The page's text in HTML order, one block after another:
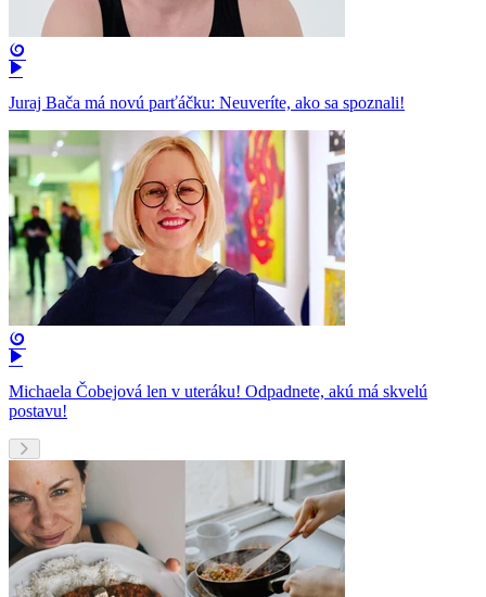
Juraj Bača má novú parťáčku: Neuveríte, ako sa spoznali!
Michaela Čobejová len v uteráku! Odpadnete, akú má skvelú
postavu!